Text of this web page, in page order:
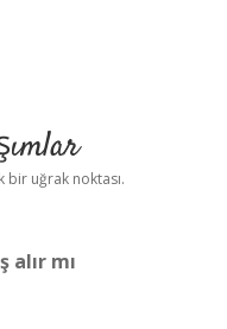
bir uğrak noktası.
mı